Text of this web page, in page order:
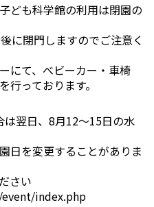
ども科学館の利用は閉園の
に閉門しますのでご注意く
にて、べビーカー・車椅
行っております。
翌日、8月12～15日の水
日を変更することがありま
さい
index.php